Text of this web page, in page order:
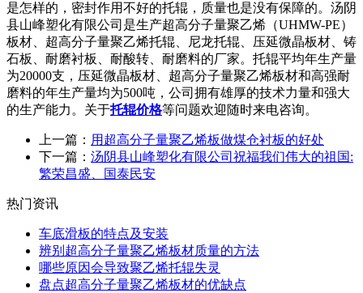
是怎样的，密封作用不好的托辊，质量也是没有保障的。汤阴
县山峰塑化有限公司是生产超高分子量聚乙烯（UHMW-PE）
板材、超高分子量聚乙烯托辊、尼龙托辊、压延微晶板材、铸
石板、耐磨衬板、耐酸转、耐磨料的厂家。托辊平均年生产量
为20000支，压延微晶板材、超高分子量聚乙烯板材和高强耐
磨料的年生产量均为500吨，公司拥有雄厚的技术力量和强大
的生产能力。关于托辊价格等问题欢迎随时来电咨询。
上一篇： 用超高分子量聚乙烯板做煤仓衬板的好处
下一篇： 汤阴县山峰塑化有限公司祝福我们伟大的祖国:
繁荣昌盛、国泰民安
热门资讯
车底滑板的特点及安装
辨别超高分子量聚乙烯板材质量的方法
哪些原因会导致聚乙烯托辊失灵
盘点超高分子量聚乙烯板材的优缺点